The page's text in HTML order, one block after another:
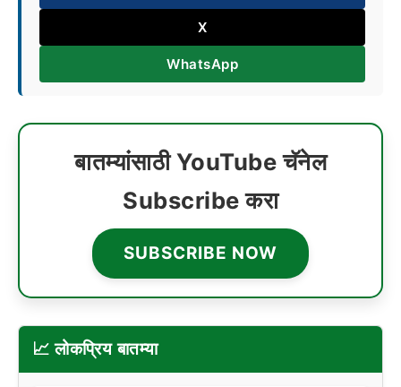
X
WhatsApp
बातम्यांसाठी YouTube चॅनेल
Subscribe करा
SUBSCRIBE NOW
📈 लोकप्रिय बातम्या